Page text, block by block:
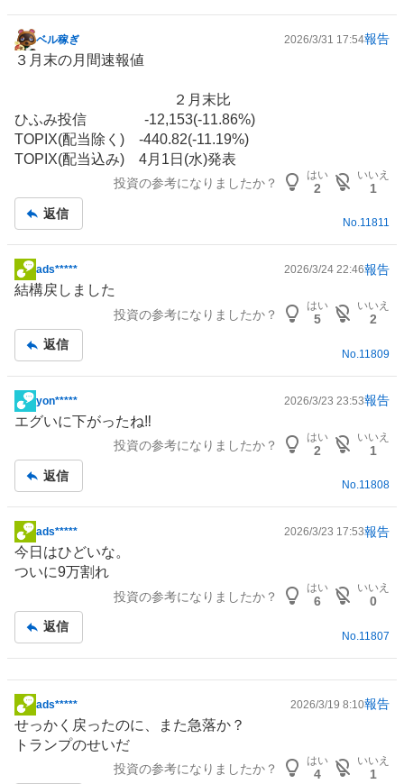
掲
示
事
ベル稼ぎ 2026/3/31 17:54報告
３月末の月間速報値
２月末比
ひふみ投信 -12,153(-11.86%)
TOPIX(配当除く) -440.82(-11.19%)
TOPIX(配当込み) 4月1日(水)発表
投資の参考になりましたか？
はい
2
いいえ
1
返信
No.11811
掲
示
事
ads***** 2026/3/24 22:46報告
結構戻しました
投資の参考になりましたか？
はい
5
いいえ
2
返信
No. 11809
掲
示
事
yon***** 2026/3/23 23:53報告
エグいに下がったね‼️
投資の参考になりましたか？
はい
2
いいえ
1
返信
No.11808
掲
示
板
ads***** 2026/3/23 17:53報告
今日はひどいな。
ついに9万割れ
投資の参考になりましたか？
はい
6
いいえ
0
返信
No. 11807
掲
示
板
ads***** 2026/3/19 8:10報告
せっかく戻ったのに、また急落か？
トランプのせいだ
投資の参考になりましたか？
はい
4
いいえ
1